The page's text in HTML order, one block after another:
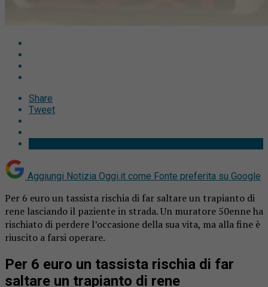
Share
Tweet
Aggiungi Notizia Oggi.it come Fonte preferita su Google
Per 6 euro un tassista rischia di far saltare un trapianto di
rene lasciando il paziente in strada. Un muratore 50enne ha
rischiato di perdere l’occasione della sua vita, ma alla fine è
riuscito a farsi operare.
Per 6 euro un tassista rischia di far
saltare un trapianto di rene